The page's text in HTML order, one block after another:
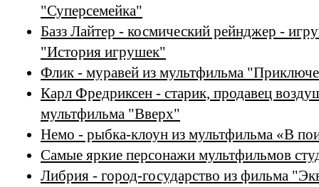
"Суперсемейка"
Базз Лайтер - космический рейнджер -
"История игрушек"
Флик - муравей из мультфильма
Карл Фредриксен - старик, продавец
мультфильма "Вверх"
Немо - рыбка-клоун из мультфильма «В
Самые яркие персонажи мультфильмов
Либрия - город-государство из фильма